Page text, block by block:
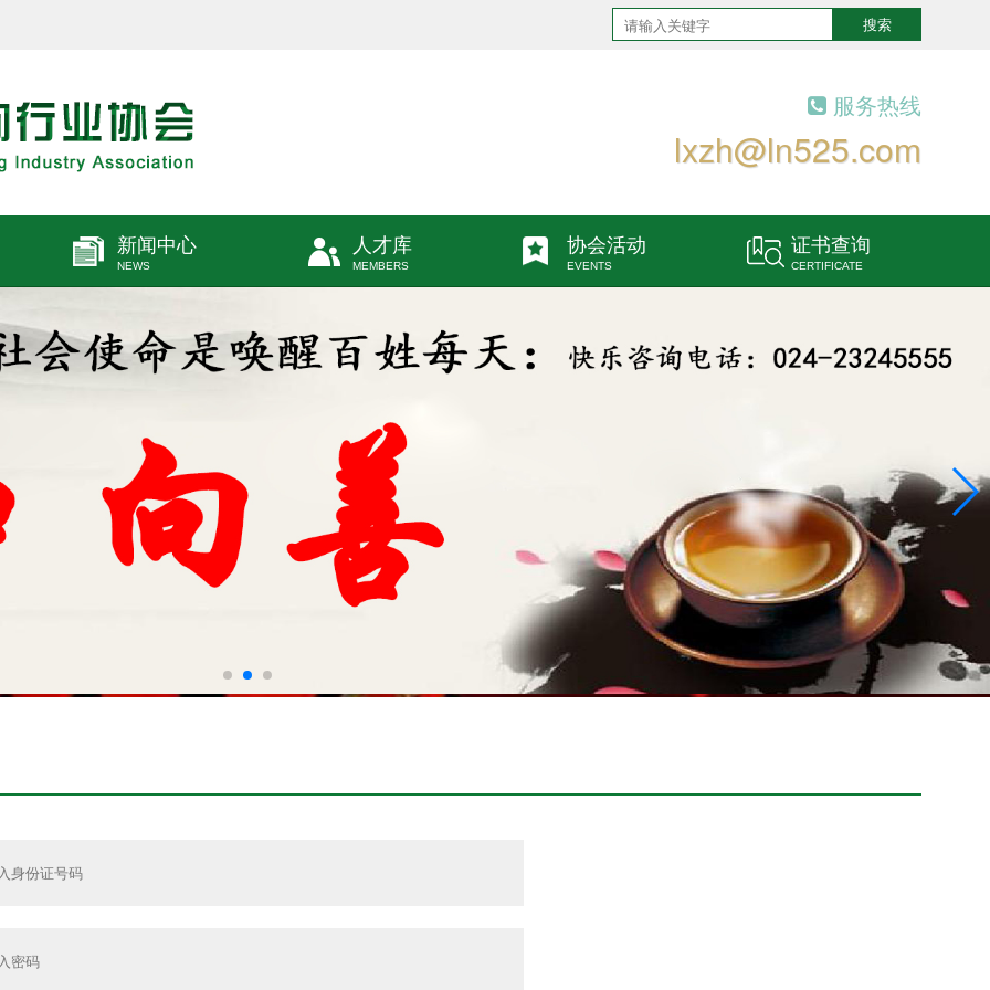
搜索
服务热线
lxzh@ln525.com
新闻中心
NEWS
人才库
MEMBERS
协会活动
EVENTS
证书查询
CERTIFICATE